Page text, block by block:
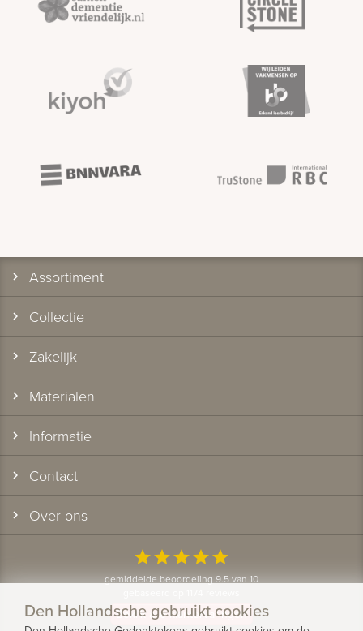
Assortiment
Collectie
Zakelijk
Materialen
Informatie
Contact
Over ons
starstarstarstarstar
gemiddelde beoordeling 9.5 van 10
Bekijk alle klantervaringen
Den Hollandsche gebruikt cookies